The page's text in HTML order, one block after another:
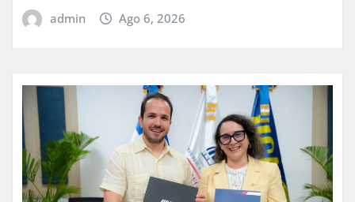
admin Ago 6, 2026